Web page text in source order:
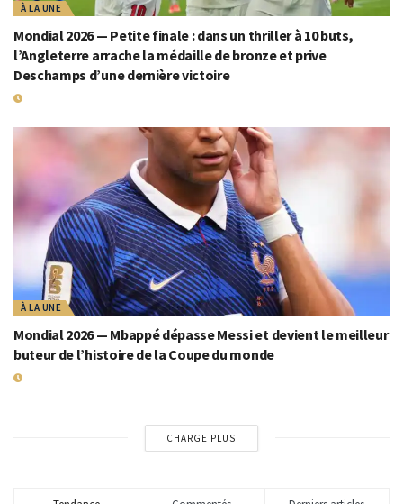
À LA UNE
Mondial 2026 — Petite finale : dans un thriller à 10 buts,
l’Angleterre arrache la médaille de bronze et prive
Deschamps d’une dernière victoire
À LA UNE
Mondial 2026 — Mbappé dépasse Messi et devient le meilleur
buteur de l’histoire de la Coupe du monde
CHARGE PLUS